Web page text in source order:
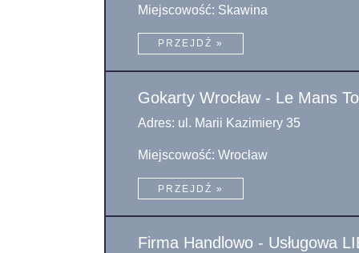
Miejscowość: Skawina
PRZEJDŹ »
Gokarty Wrocław - Le Mans
Adres: ul. Marii Kazimiery 35
Miejscowość: Wrocław
PRZEJDŹ »
Firma Handlowo - Usługowa